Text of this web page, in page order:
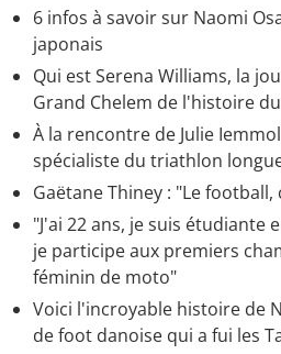
6 infos à savoir sur Naomi
japonais
Qui est Serena Williams, la
Grand Chelem de l'histoire
À la rencontre de Julie
spécialiste du triathlon
Gaëtane Thiney : "Le
"J'ai 22 ans, je suis étudiante
je participe aux premiers
féminin de moto"
Voici l'incroyable histoire de
de foot danoise qui a fui les